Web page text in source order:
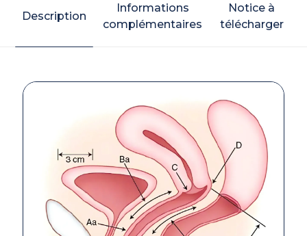
Description
Informations
complémentaires
Notice à
télécharger